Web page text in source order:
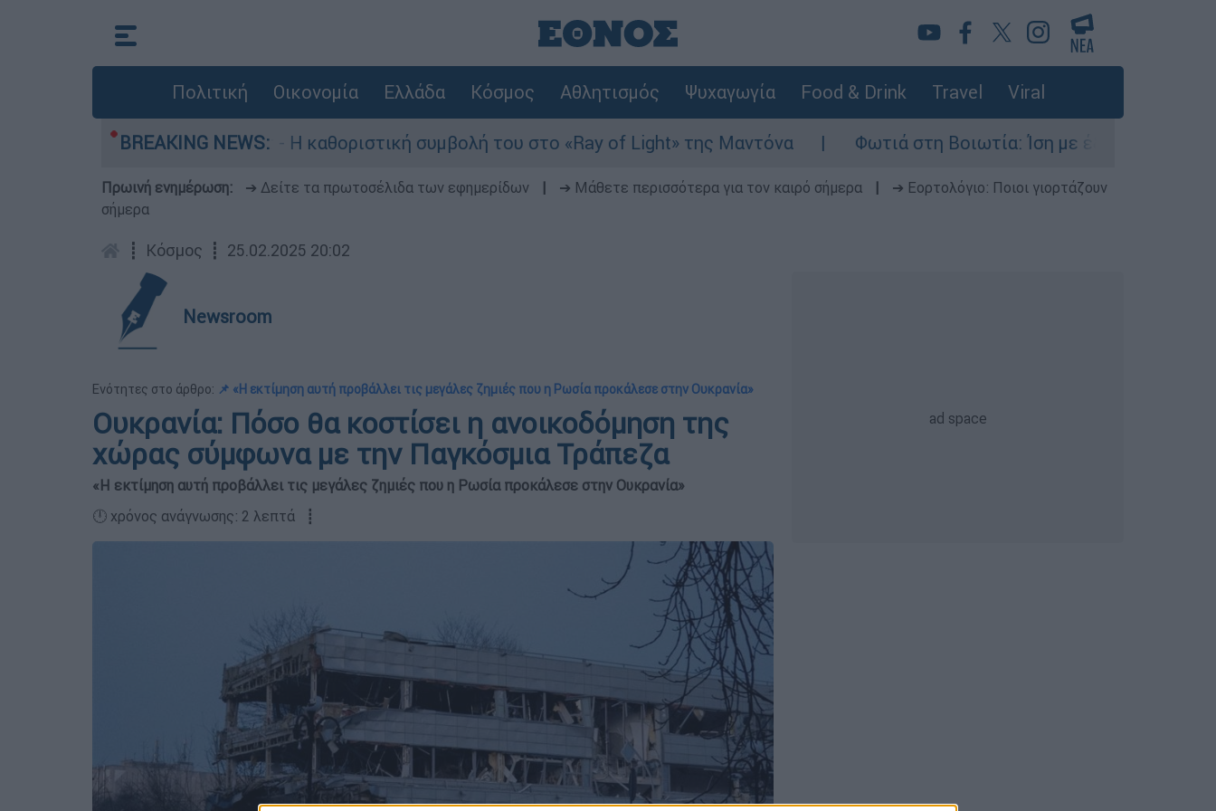
Πολιτική Οικονομία Ελλάδα Κόσμος Αθλητισμός Ψυχαγωγία Food & Drink Travel Viral
BREAKING NEWS:
Γουίλιαμ Όρμπιτ - Η καθοριστική συμβολή του στο «Ray of Light» της Μαντόνα Φωτιά στη Βοιωτία: Ίση με έξι ατομικές βόμβες
Πρωινή ενημέρωση: ➔ Δείτε τα πρωτοσέλιδα των εφημερίδων ➔ Μάθετε περισσότερα για τον καιρό σήμερα
➔ Εορτολόγιο: Ποιοι γιορτάζουν
σήμερα
┋ Κόσμος ┋ 25.02.2025 20:02
Newsroom
Ενότητες στο άρθρο: 📌 «Η εκτίμηση αυτή προβάλλει τις μεγάλες ζημιές που η Ρωσία προκάλεσε στην Ουκρανία»
Ουκρανία: Πόσο θα κοστίσει η ανοικοδόμηση της
χώρας σύμφωνα με την Παγκόσμια Τράπεζα
«Η εκτίμηση αυτή προβάλλει τις μεγάλες ζημιές που η Ρωσία προκάλεσε στην Ουκρανία»
🕛 χρόνος ανάγνωσης: 2 λεπτά ┋